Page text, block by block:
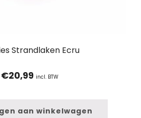
Strandlaken Ecru
€20,99 incl. BTW
aan winkelwagen